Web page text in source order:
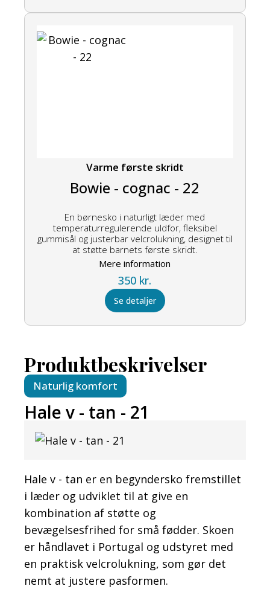
Varme første skridt
Bowie - cognac - 22
En børnesko i naturligt læder med
temperaturregulerende uldfor, fleksibel
gummisål og justerbar velcrolukning, designet til
at støtte barnets første skridt.
350 kr.
Se detaljer
Mere information
Produktbeskrivelser
Naturlig komfort
Hale v - tan - 21
Hale v - tan er en begyndersko fremstillet
i læder og udviklet til at give en
kombination af støtte og
bevægelsesfrihed for små fødder. Skoen
er håndlavet i Portugal og udstyret med
en praktisk velcrolukning, som gør det
nemt at justere pasformen.